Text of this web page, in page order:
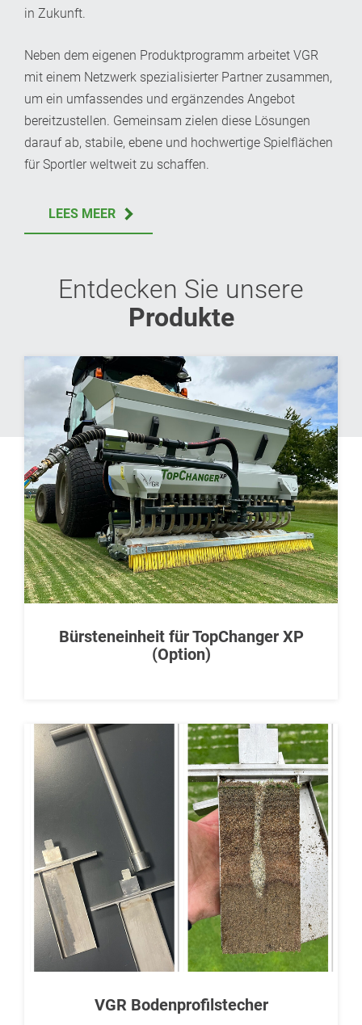
in Zukunft.
Neben dem eigenen Produktprogramm arbeitet VGR
mit einem Netzwerk spezialisierter Partner zusammen,
um ein umfassendes und ergänzendes Angebot
bereitzustellen. Gemeinsam zielen diese Lösungen
darauf ab, stabile, ebene und hochwertige Spielflächen
für Sportler weltweit zu schaffen.
LEES MEER
Entdecken Sie unsere
Produkte
Bürsteneinheit für TopChanger XP
(Option)
VGR Bodenprofilstecher